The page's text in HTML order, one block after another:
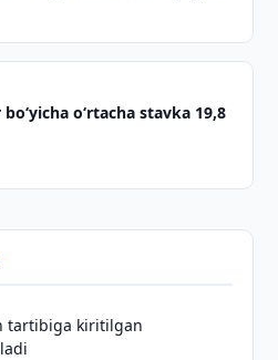
o‘rtacha stavka 19,8
tartibiga kiritilgan